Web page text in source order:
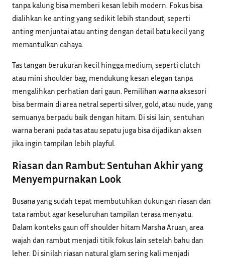
tanpa kalung bisa memberi kesan lebih modern. Fokus bisa
dialihkan ke anting yang sedikit lebih standout, seperti
anting menjuntai atau anting dengan detail batu kecil yang
memantulkan cahaya.
Tas tangan berukuran kecil hingga medium, seperti clutch
atau mini shoulder bag, mendukung kesan elegan tanpa
mengalihkan perhatian dari gaun. Pemilihan warna aksesori
bisa bermain di area netral seperti silver, gold, atau nude, yang
semuanya berpadu baik dengan hitam. Di sisi lain, sentuhan
warna berani pada tas atau sepatu juga bisa dijadikan aksen
jika ingin tampilan lebih playful.
Riasan dan Rambut: Sentuhan Akhir yang
Menyempurnakan Look
Busana yang sudah tepat membutuhkan dukungan riasan dan
tata rambut agar keseluruhan tampilan terasa menyatu.
Dalam konteks gaun off shoulder hitam Marsha Aruan, area
wajah dan rambut menjadi titik fokus lain setelah bahu dan
leher. Di sinilah riasan natural glam sering kali menjadi